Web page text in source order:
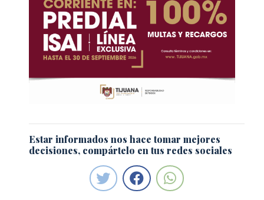
Estar informados nos hace tomar mejores
decisiones, compártelo en tus redes sociales